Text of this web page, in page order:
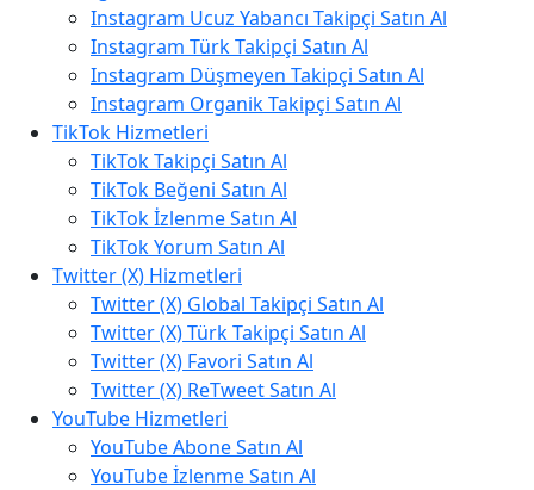
Instagram Ucuz Yabancı Takipçi Satın Al
Instagram Türk Takipçi Satın Al
Instagram Düşmeyen Takipçi Satın Al
Instagram Organik Takipçi Satın Al
TikTok Hizmetleri
TikTok Takipçi Satın Al
TikTok Beğeni Satın Al
TikTok İzlenme Satın Al
TikTok Yorum Satın Al
Twitter (X) Hizmetleri
Twitter (X) Global Takipçi Satın Al
Twitter (X) Türk Takipçi Satın Al
Twitter (X) Favori Satın Al
Twitter (X) ReTweet Satın Al
YouTube Hizmetleri
YouTube Abone Satın Al
YouTube İzlenme Satın Al